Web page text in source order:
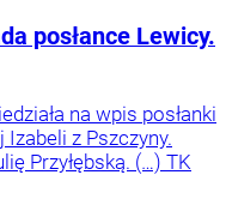
posłance Lewicy.
na wpis posłanki
z Pszczyny.
Przyłębską. (…) TK